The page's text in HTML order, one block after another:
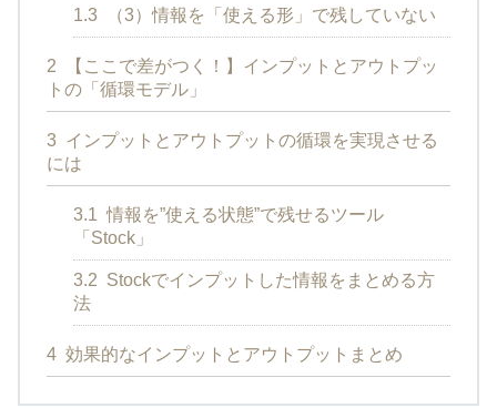
1.3 （3）情報を「使える形」で残していない
2
【ここで差がつく！】インプットとアウトプッ
トの「循環モデル」
3 インプットとアウトプットの循環を実現させる
には
3.1 情報を”使える状態”で残せるツール
「Stock」
3.2 Stockでインプットした情報をまとめる方
法
4 効果的なインプットとアウトプットまとめ